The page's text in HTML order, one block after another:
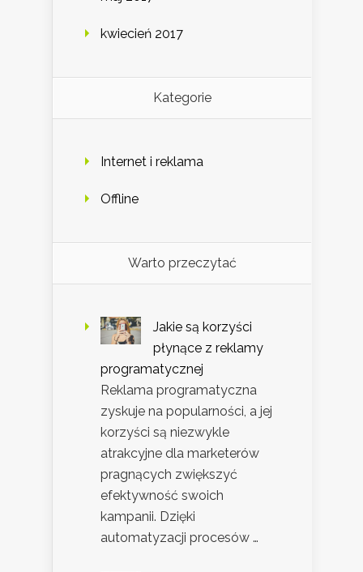
kwiecień 2017
Kategorie
Internet i reklama
Offline
Warto przeczytać
Jakie są korzyści
płynące z reklamy
programatycznej
Reklama programatyczna
zyskuje na popularności, a jej
korzyści są niezwykle
atrakcyjne dla marketerów
pragnących zwiększyć
efektywność swoich
kampanii. Dzięki
automatyzacji procesów …